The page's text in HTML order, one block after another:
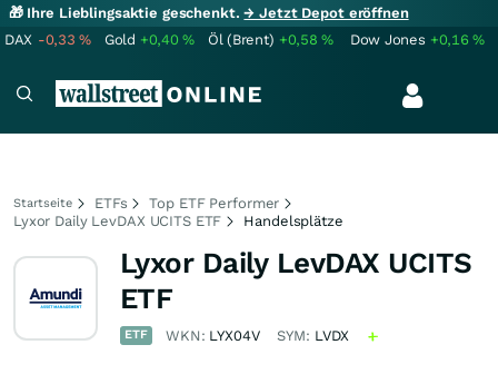
🎁 Ihre Lieblingsaktie geschenkt.→ Jetzt Depot eröffnen
DAX -0,33% Gold +0,40% Öl (Brent) +0,58% Dow Jones +0,16%
Startseite ETFs
Top ETF Performer
Lyxor Daily LevDAX UCITS ETF
Handelsplätze
Lyxor Daily LevDAX UCITS
ETF
ETF WKN: LYX04V SYM: LVDX